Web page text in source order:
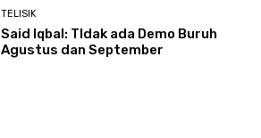
TELISIK
Said Iqbal: TIdak ada Demo Buruh
Agustus dan September